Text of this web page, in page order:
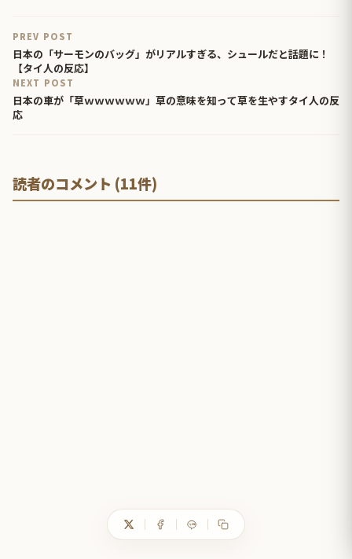
PREV POST
日本の「サーモンのバッグ」がリアルすぎる、シュールだと話題に！
【タイ人の反応】
NEXT POST
日本の車が「草ｗｗｗｗｗｗ」草の意味を知って草を生やすタイ人の反
応
読者のコメント (11件)